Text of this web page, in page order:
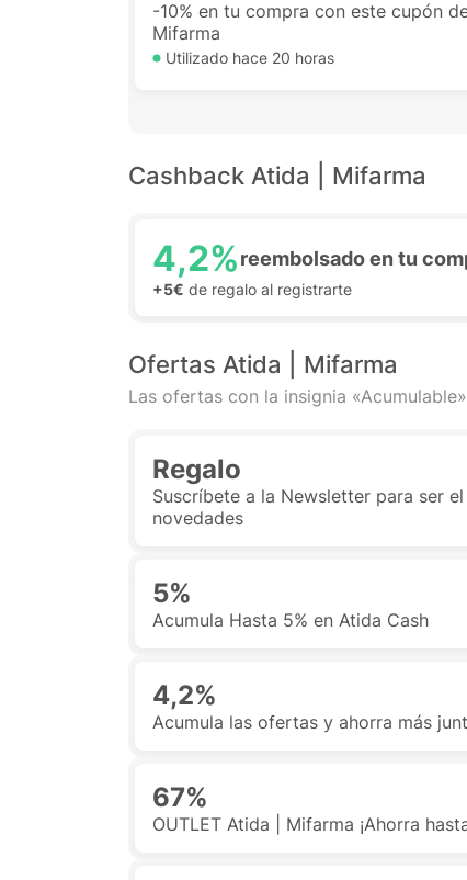
-10% en tu compra con este cupón
Mifarma
Utilizado hace 20 horas
Cashback Atida | Mifarma
4,2%reembolsado en tu
+5€ de regalo al registrarte
Ofertas Atida | Mifarma
Las ofertas con la insignia
Regalo
Suscríbete a la Newsletter para ser
novedades
5%
Acumula Hasta 5% en Atida Cash
4,2%
Acumula las ofertas y ahorra más
67%
OUTLET Atida | Mifarma ¡Ahorra